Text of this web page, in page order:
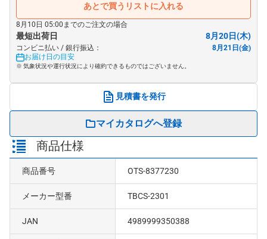
あとで買うリストに入れる
8月10日 05:00までのご注文の場合
最短出荷日 8月20日(木)
コンビニ払い / 銀行振込：
8月21日(金)
お届け日の目安
※ 気象状況や運行状況により確約できるものではございません。
見積書を発行
マイカタログへ登録
商品仕様
商品番号 OTS-8377230
メーカー型番 TBCS-2301
JAN 4989999350388